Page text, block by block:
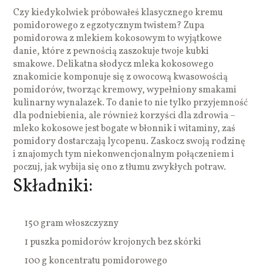
Czy kiedykolwiek próbowałeś klasycznego kremu
pomidorowego z egzotycznym twistem? Zupa
pomidorowa z mlekiem kokosowym to wyjątkowe
danie, które z pewnością zaszokuje twoje kubki
smakowe. Delikatna słodycz mleka kokosowego
znakomicie komponuje się z owocową kwasowością
pomidorów, tworząc kremowy, wypełniony smakami
kulinarny wynalazek. To danie to nie tylko przyjemność
dla podniebienia, ale również korzyści dla zdrowia –
mleko kokosowe jest bogate w błonnik i witaminy, zaś
pomidory dostarczają lycopenu. Zaskocz swoją rodzinę
i znajomych tym niekonwencjonalnym połączeniem i
poczuj, jak wybija się ono z tłumu zwykłych potraw.
Składniki:
150 gram włoszczyzny
1 puszka pomidorów krojonych bez skórki
100 g koncentratu pomidorowego